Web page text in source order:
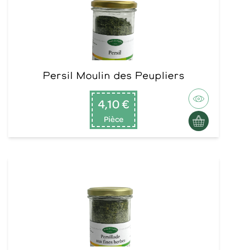
Persil Moulin des Peupliers
4,10 €
Pièce